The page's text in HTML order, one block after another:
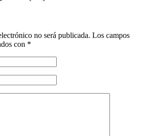
no será publicada. Los campos
con *